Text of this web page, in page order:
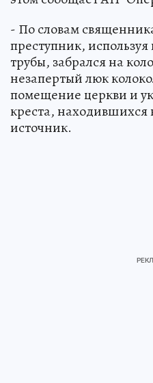
- По словам
преступник,
трубы, забрался на
незапертый люк
помещение церкви и
креста, находившихся
источник.